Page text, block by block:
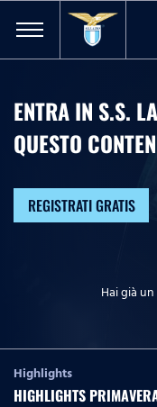
ENTRA IN S.S.
QUESTO
REGISTRATI GRATIS
Hai già
Highlights
HIGHLIGHTS